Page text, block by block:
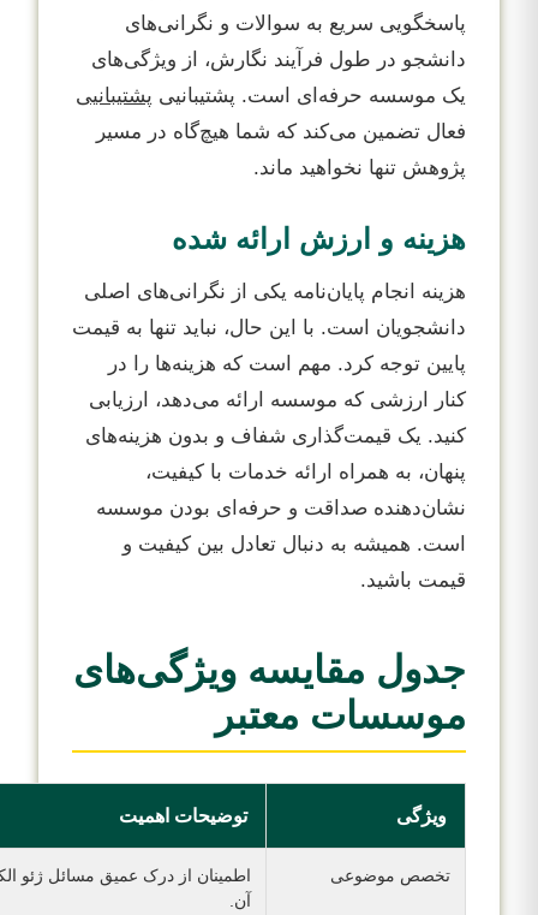
پاسخگویی سریع به سوالات و نگرانی‌های
دانشجو در طول فرآیند نگارش، از ویژگی‌های
یک موسسه حرفه‌ای است. پشتیبانیی پشتیبانیی
فعال تضمین می‌کند که شما هیچ‌گاه در مسیر
پژوهش تنها نخواهید ماند.
هزینه و ارزش ارائه شده
هزینه انجام پایان‌نامه یکی از نگرانی‌های اصلی
دانشجویان است. با این حال، نباید تنها به قیمت
پایین توجه کرد. مهم است که هزینه‌ها را در
کنار ارزشی که موسسه ارائه می‌دهد، ارزیابی
کنید. یک قیمت‌گذاری شفاف و بدون هزینه‌های
پنهان، به همراه ارائه خدمات با کیفیت،
نشان‌دهنده صداقت و حرفه‌ای بودن موسسه
است. همیشه به دنبال تعادل بین کیفیت و
قیمت باشید.
جدول مقایسه ویژگی‌های
موسسات معتبر
ویژگی توضیحات اهمیت
تخصص موضوعی
اطمینان از درک عمیق مسائل ژئو
آن.